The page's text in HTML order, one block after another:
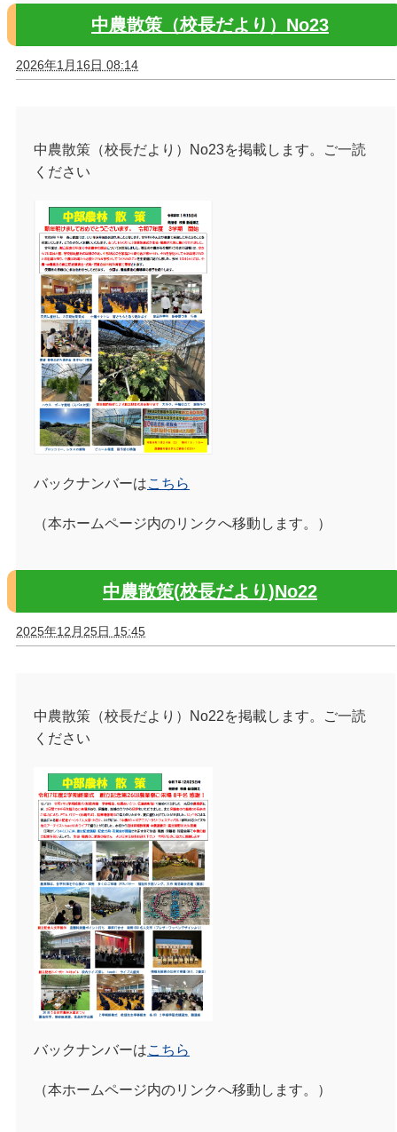
中農散策（校長だより）No23
2026年1月16日 08:14
中農散策（校長だより）No23を掲載します。ご一読
ください
バックナンバーはこちら
（本ホームページ内のリンクへ移動します。）
中農散策(校長だより)No22
2025年12月25日 15:45
中農散策（校長だより）No22を掲載します。ご一読
ください
バックナンバーはこちら
（本ホームページ内のリンクへ移動します。）